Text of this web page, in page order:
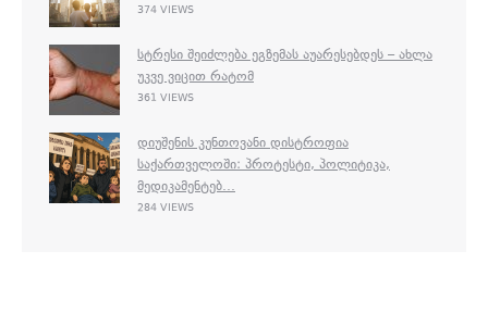
374 VIEWS
ᲡᲢᲠᲔᲡᲘ ᲨᲔᲘᲫᲚᲔᲑᲐ ᲔᲒᲖᲔᲛᲐᲡ ᲐᲣᲐᲠᲔᲡᲔᲑᲓᲔᲡ – ᲐᲮᲚᲐ
ᲣᲙᲕᲔ ᲕᲘᲪᲘᲗ ᲠᲐᲢᲝᲛ
361 VIEWS
ᲓᲘᲣᲨᲔᲜᲘᲡ ᲙᲣᲜᲗᲝᲕᲐᲜᲘ ᲓᲘᲡᲢᲠᲝᲤᲘᲐ
ᲡᲐᲥᲐᲠᲗᲕᲔᲚᲝᲨᲘ: ᲞᲠᲝᲢᲔᲡᲢᲘ, ᲞᲝᲚᲘᲢᲘᲙᲐ,
ᲛᲔᲓᲘᲙᲐᲛᲔᲜᲢᲔᲑ...
284 VIEWS